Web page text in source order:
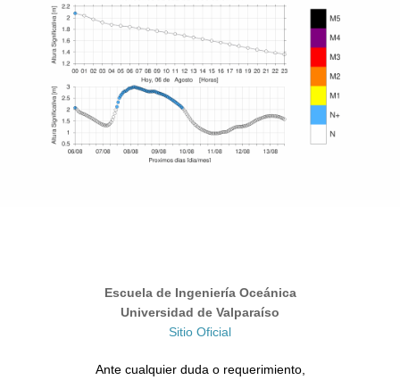
Escuela de Ingeniería Oceánica
Universidad de Valparaíso
Sitio Oficial
Ante cualquier duda o requerimiento,